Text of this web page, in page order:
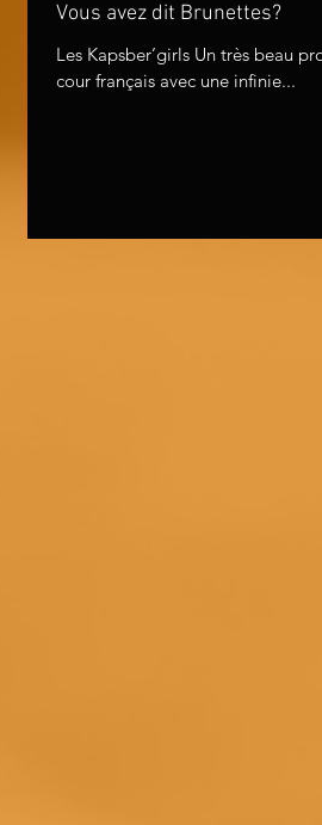
Vous avez dit Brunettes?
Les Kapsber’girls Un très beau
cour français avec une infinie...